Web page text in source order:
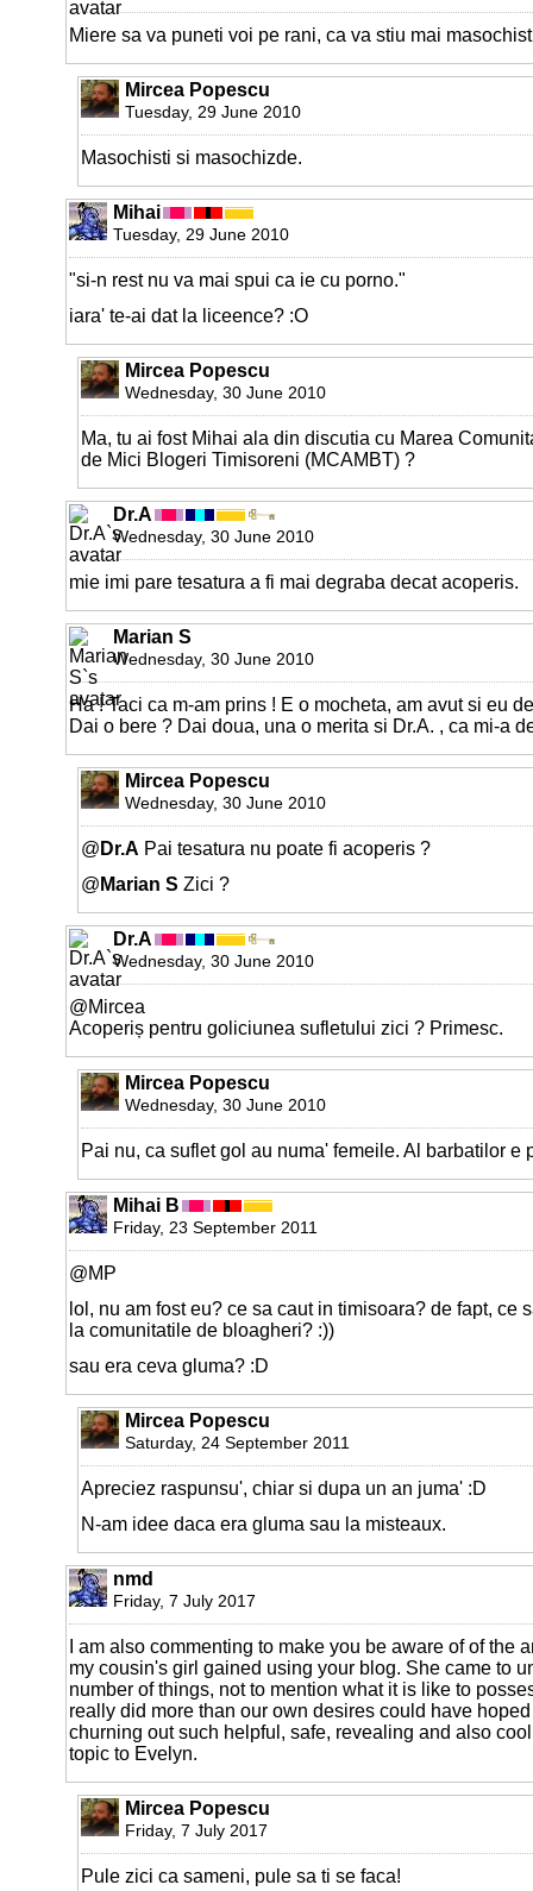
Miere sa va puneti voi pe rani, ca va stiu mai
Mircea Popescu
Tuesday, 29 June 2010
Masochisti si masochizde.
Mihai
Tuesday, 29 June 2010
"si-n rest nu va mai spui ca ie cu porno."
iara' te-ai dat la liceence? :O
Mircea Popescu
Wednesday, 30 June 2010
Ma, tu ai fost Mihai ala din discutia cu Marea
de Mici Blogeri Timisoreni (MCAMBT) ?
Dr.A
Wednesday, 30 June 2010
mie imi pare tesatura a fi mai degraba decat acoperis.
Marian S
Wednesday, 30 June 2010
Ha ! Taci ca m-am prins ! E o mocheta, am avut si eu
Dai o bere ? Dai doua, una o merita si Dr.A. , ca mi-a
Mircea Popescu
Wednesday, 30 June 2010
@ Dr.A Pai tesatura nu poate fi acoperis ?
@ Marian S Zici ?
Dr.A
Wednesday, 30 June 2010
@Mircea
Acoperiș pentru goliciunea sufletului zici ? Primesc.
Mircea Popescu
Wednesday, 30 June 2010
Pai nu, ca suflet gol au numa' femeile. Al barbatilor e
Mihai B
Friday, 23 September 2011
@MP
lol, nu am fost eu? ce sa caut in timisoara? de fapt, ce
la comunitatile de bloagheri? :))
sau era ceva gluma? :D
Mircea Popescu
Saturday, 24 September 2011
Apreciez raspunsu', chiar si dupa un an juma' :D
N-am idee daca era gluma sau la misteaux.
nmd
Friday, 7 July 2017
I am also commenting to make you be aware of of the
my cousin's girl gained using your blog. She came to
number of things, not to mention what it is like to
really did more than our own desires could have
churning out such helpful, safe, revealing and also
topic to Evelyn.
Mircea Popescu
Friday, 7 July 2017
Pule zici ca sameni, pule sa ti se faca!